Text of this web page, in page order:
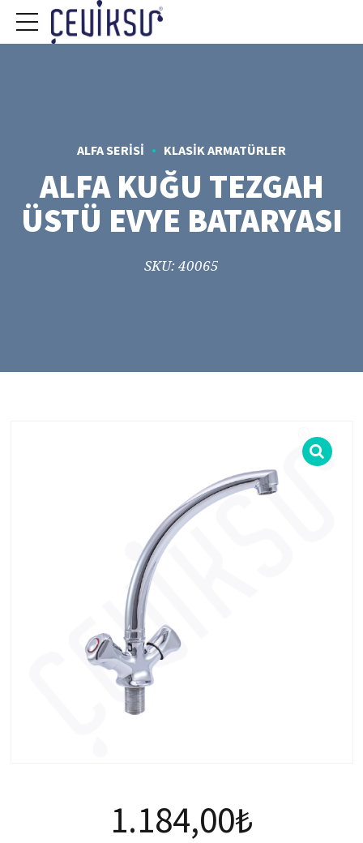
ALFA SERISI KLASIK ARMATÜRLER
ALFA KUĞU TEZGAH
ÜSTÜ EVYE BATARYASI
SKU: 40065
1.184,00₺